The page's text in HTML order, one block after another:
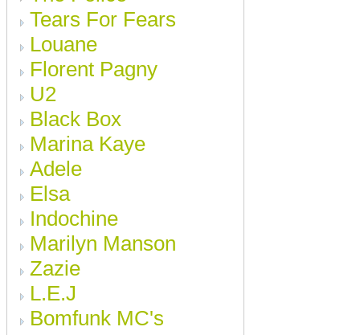
Tears For Fears
Louane
Florent Pagny
U2
Black Box
Marina Kaye
Adele
Elsa
Indochine
Marilyn Manson
Zazie
L.E.J
Bomfunk MC's